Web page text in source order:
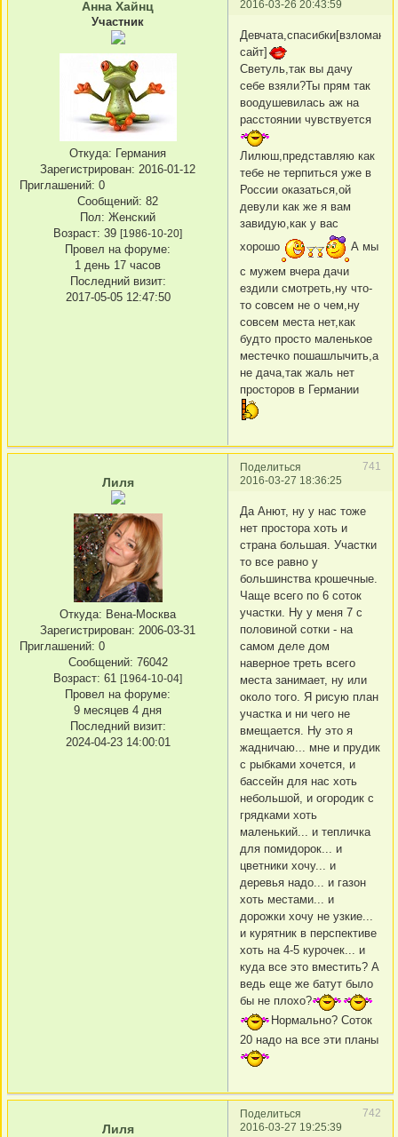
2016-03-26 20:43:59
Анна Хайнц
Участник
Откуда: Германия
Зарегистрирован: 2016-01-12
Приглашений: 0
Сообщений: 82
Пол: Женский
Возраст: 39 [1986-10-20]
Провел на форуме:
1 день 17 часов
Последний визит:
2017-05-05 12:47:50
сайт]
Светуль,так вы дачу
себе взяли?Ты прям так
воодушевилась аж на
расстоянии чувствуется
Лилюш,представляю как
тебе не терпиться уже в
России оказаться,ой
девули как же я вам
завидую,как у вас
хорошо
А мы
с мужем вчера дачи
ездили смотреть,ну что-
то совсем не о чем,ну
совсем места нет,как
будто просто маленькое
местечко пошашлычить,а
не дача,так жаль нет
просторов в Германии
Поделиться
741
2016-03-27 18:36:25
Лиля
Откуда: Вена-Москва
Зарегистрирован: 2006-03-31
Приглашений: 0
Сообщений: 76042
Возраст: 61 [1964-10-04]
Провел на форуме:
9 месяцев 4 дня
Последний визит:
2024-04-23 14:00:01
Да Анют, ну у нас тоже
нет простора хоть и
страна большая. Участки
то все равно у
большинства крошечные.
Чаще всего по 6 соток
участки. Ну у меня 7 с
половиной сотки - на
самом деле дом
наверное треть всего
места занимает, ну или
около того. Я рисую план
участка и ни чего не
вмещается. Ну это я
жадничаю... мне и прудик
с рыбками хочется, и
бассейн для нас хоть
небольшой, и огородик с
грядками хоть
маленький... и тепличка
для помидорок... и
цветники хочу... и
деревья надо... и газон
хоть местами... и
дорожки хочу не узкие...
и курятник в перспективе
хоть на 4-5 курочек... и
куда все это вместить? А
ведь еще же батут было
бы не плохо?
Нормально? Соток
20 надо на все эти планы
Поделиться
742
2016-03-27 19:25:39
Лиля